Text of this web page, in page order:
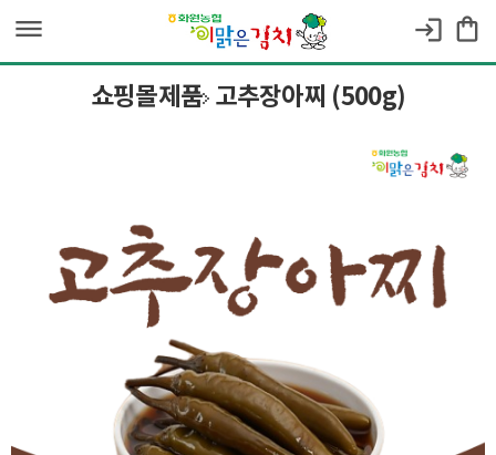
dehaze login shopping_bag
쇼핑몰제품 고추장아찌 (500g)